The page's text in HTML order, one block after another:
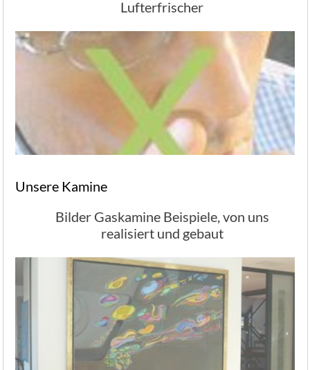
Lufterfrischer
Unsere Kamine
Bilder Gaskamine Beispiele, von uns
realisiert und gebaut